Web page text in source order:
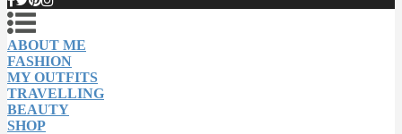
ABOUT ME
FASHION
MY OUTFITS
TRAVELLING
BEAUTY
SHOP